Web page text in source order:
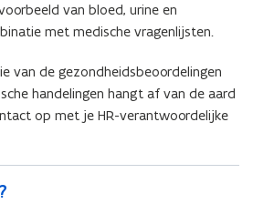
van bloed, urine en
met medische vragenlijsten.
van de gezondheidsbeoordelingen
handelingen hangt af van de aard
op met je HR-verantwoordelijke